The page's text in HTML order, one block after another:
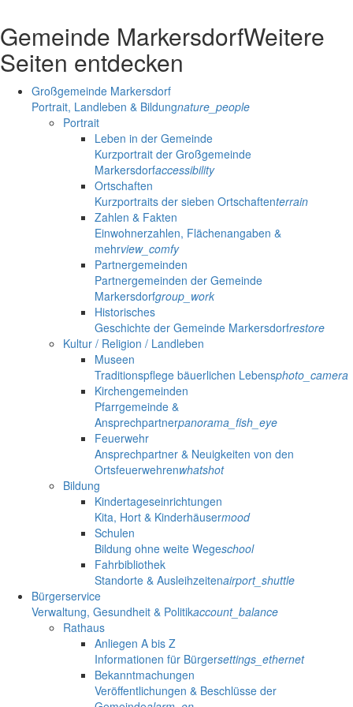
Gemeinde MarkersdorfWeitere
Seiten entdecken
Großgemeinde Markersdorf
Portrait, Landleben & Bildungnature_people
Portrait
Leben in der Gemeinde
Kurzportrait der Großgemeinde
Markersdorfaccessibility
Ortschaften
Kurzportraits der sieben Ortschaftenterrain
Zahlen & Fakten
Einwohnerzahlen, Flächenangaben &
mehrview_comfy
Partnergemeinden
Partnergemeinden der Gemeinde
Markersdorfgroup_work
Historisches
Geschichte der Gemeinde Markersdorfrestore
Kultur / Religion / Landleben
Museen
Traditionspflege bäuerlichen Lebensphoto_camera
Kirchengemeinden
Pfarrgemeinde &
Ansprechpartnerpanorama_fish_eye
Feuerwehr
Ansprechpartner & Neuigkeiten von den
Ortsfeuerwehrenwhatshot
Bildung
Kindertageseinrichtungen
Kita, Hort & Kinderhäusermood
Schulen
Bildung ohne weite Wegeschool
Fahrbibliothek
Standorte & Ausleihzeitenairport_shuttle
Bürgerservice
Verwaltung, Gesundheit & Politikaccount_balance
Rathaus
Anliegen A bis Z
Informationen für Bürgersettings_ethernet
Bekanntmachungen
Veröffentlichungen & Beschlüsse der